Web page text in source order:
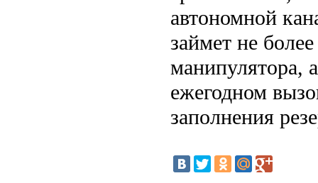
автономной
займет не
манипулятора,
ежегодном
заполнения